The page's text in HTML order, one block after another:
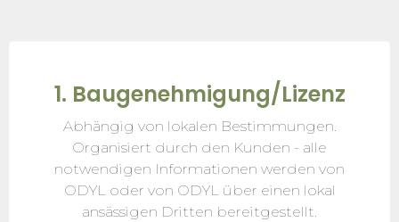
1. Baugenehmigung/Lizenz
Abhängig von lokalen Bestimmungen.
Organisiert durch den Kunden - alle
notwendigen Informationen werden von
ODYL oder von ODYL über einen lokal
ansässigen Dritten bereitgestellt.